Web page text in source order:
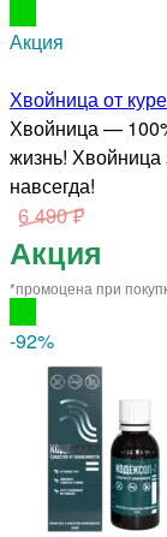
Акция
Хвойница от
Хвойница —
жизнь! Хвойница
навсегда!
6 490 ₽
Акция
*промоцена при
-92%